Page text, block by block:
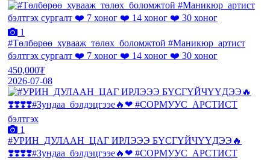
1
#Төлбөрөө_хувааж_төлөх_боломжтой #Маникюр_артист
бэлтгэх сургалт ❤️ 7 хоног ❤️ 14 хоног ❤️ 30 хоног
450,000₮
2026-07-08
1
#УРИН_ДУЛААН_ЦАГ ИРЛЭЭЭ БҮСГҮЙЧҮҮДЭЭ🔥
❣️❣️❣️❣️#Зундаа_бэлдэцгээе🔥❤ #СОРМУУС_АРСТИСТ